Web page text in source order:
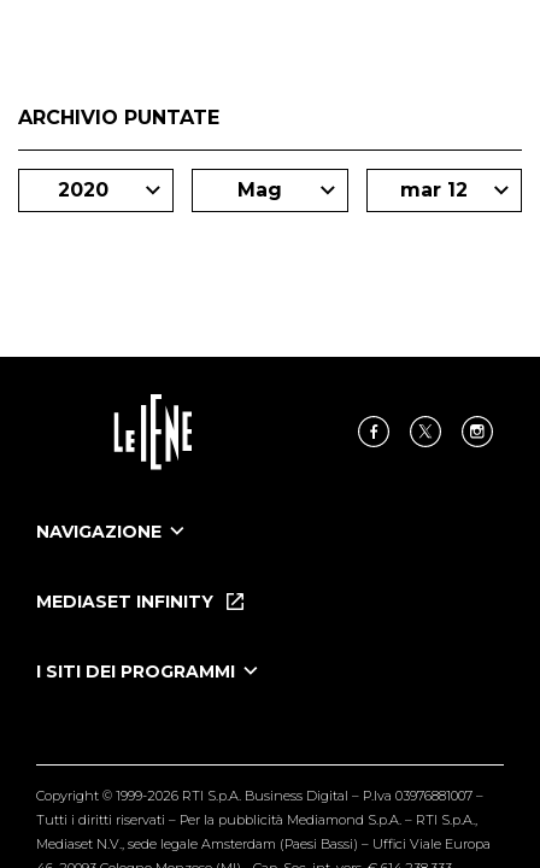
ARCHIVIO PUNTATE
2020 Mag mar 12
NAVIGAZIONE
Le Iene Presentano Inside
Tutti i servizi
MEDIASET INFINITY
I SITI DEI PROGRAMMI
Verissimo
Copyright © 1999-2026 RTI S.p.A. Business Digital – P.Iva 03976881007 –
Tutti i diritti riservati – Per la pubblicità Mediamond S.p.A. – RTI S.p.A.,
Mediaset N.V., sede legale Amsterdam (Paesi Bassi) – Uffici Viale Europa